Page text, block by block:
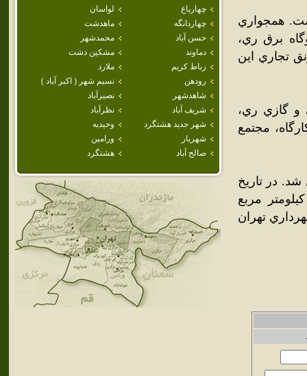
چهارباغ
لواسان
چهاردانگه
ماهدشت
حسن آباد
محمدشهر
دماوند
مشكين دشت
رباط كريم
ملارد
رودهن
نسيم شهر ( اكبر آباد )
شاهدشهر
نصيرآباد
شريف آباد
نظرآباد
شهر جديد هشتگرد
وحيديه
شهريار
ورامين
صالح آباد
هشتگرد
همجواري
برق ري،
تجاري اين
و گازي ري،
شرکت انرژي، شهرک شهرسنگ بالغ بر 111 کارگاه، مجتمع
شهر تبديل شد. در تاريخ
شهرداري اين شهر افتتاح و حريم استحفاظي آن با 55 کيلومتر مربع
16/4/76 به تصويب وزير کشور از مناطق 19 و 20 شهرداري تهران